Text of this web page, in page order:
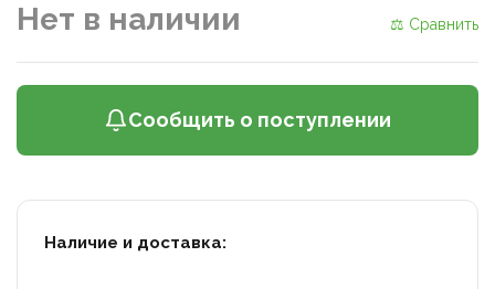
Нет в наличии ⚖ Сравнить
Сообщить о поступлении
Наличие и доставка: